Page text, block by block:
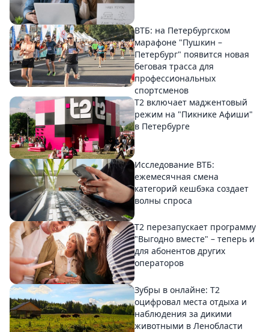
ВТБ: на Петербургском
марафоне "Пушкин –
Петербург" появится новая
беговая трасса для
профессиональных
спортсменов
Т2 включает маджентовый
режим на "Пикнике Афиши"
в Петербурге
Исследование ВТБ:
ежемесячная смена
категорий кешбэка создает
волны спроса
Т2 перезапускает программу
"Выгодно вместе" – теперь и
для абонентов других
операторов
Зубры в онлайне: Т2
оцифровал места отдыха и
наблюдения за дикими
животными в Ленобласти